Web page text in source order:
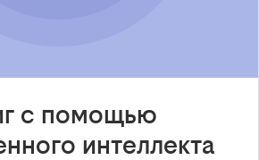
с помощью
интеллекта